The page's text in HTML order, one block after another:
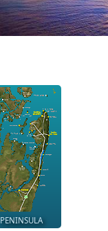
PENINSULA